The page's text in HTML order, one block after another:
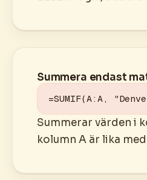
Summera endast
=SUMIF(A:A,
Summerar värden i
kolumn A är lika